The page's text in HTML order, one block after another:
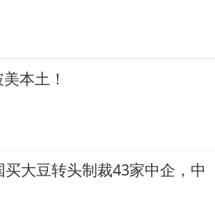
本土！
大豆转头制裁43家中企，中